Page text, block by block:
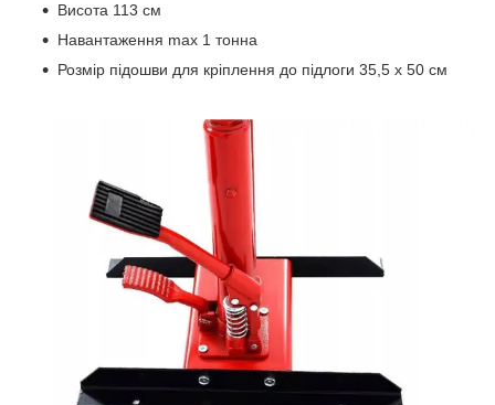
Висота 113 см
Навантаження max 1 тонна
Розмір підошви для кріплення до підлоги 35,5 x 50 см